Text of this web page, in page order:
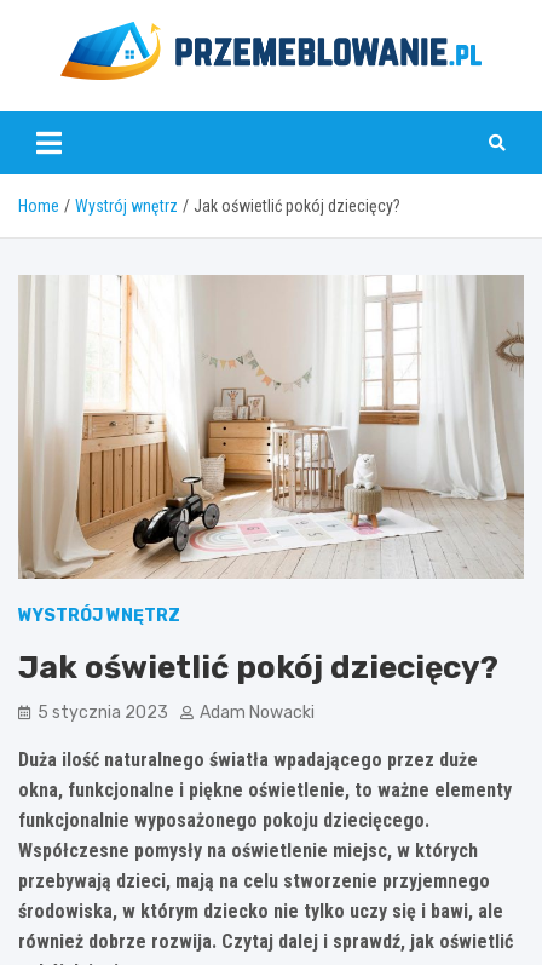
www.przemeblowanie.pl
Home Wystrój wnętrz Jak oświetlić pokój dziecięcy?
WYSTRÓJ WNĘTRZ
Jak oświetlić pokój dziecięcy?
5 stycznia 2023 Adam Nowacki
Duża ilość naturalnego światła wpadającego przez duże
okna, funkcjonalne i piękne oświetlenie, to ważne elementy
funkcjonalnie wyposażonego pokoju dziecięcego.
Współczesne pomysły na oświetlenie miejsc, w których
przebywają dzieci, mają na celu stworzenie przyjemnego
środowiska, w którym dziecko nie tylko uczy się i bawi, ale
również dobrze rozwija. Czytaj dalej i sprawdź, jak oświetlić